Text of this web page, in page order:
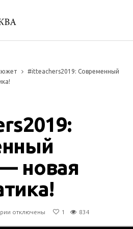
#itteachers2019: Современный
новая
к
отключены 1 834